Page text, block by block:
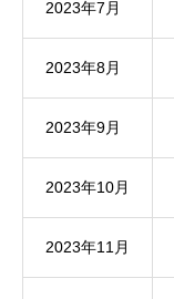
2023年7月
2023年8月
2023年9月
2023年10月
2023年11月